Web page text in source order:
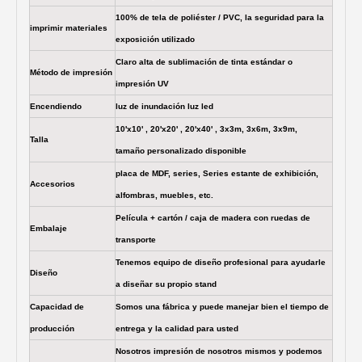
imprimir materiales
100% de tela de poliéster / PVC, la seguridad para la
exposición utilizado
Método de impresión
Claro alta de sublimación de tinta estándar o
impresión UV
Encendiendo luz de inundación luz led
Talla
10'x10' , 20'x20' , 20'x40' , 3x3m, 3x6m, 3x9m,
tamaño personalizado disponible
Accesorios
placa de MDF, series, Series estante de exhibición,
alfombras, muebles, etc.
Embalaje
Película + cartón / caja de madera con ruedas de
transporte
Diseño
Tenemos equipo de diseño profesional para ayudarle
a diseñar su propio stand
Capacidad de
producción
Somos una fábrica y puede manejar bien el tiempo de
entrega y la calidad para usted
Nosotros impresión de nosotros mismos y podemos